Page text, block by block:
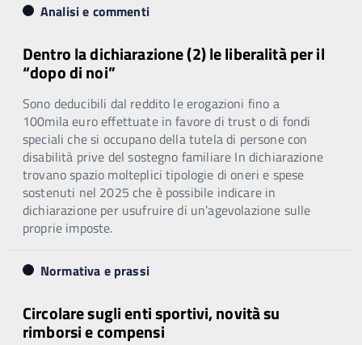
Analisi e commenti
Dentro la dichiarazione (2) le liberalità per il
“dopo di noi”
Sono deducibili dal reddito le erogazioni fino a
100mila euro effettuate in favore di trust o di fondi
speciali che si occupano della tutela di persone con
disabilità prive del sostegno familiare In dichiarazione
trovano spazio molteplici tipologie di oneri e spese
sostenuti nel 2025 che è possibile indicare in
dichiarazione per usufruire di un’agevolazione sulle
proprie imposte.
Normativa e prassi
Circolare sugli enti sportivi, novità su
rimborsi e compensi